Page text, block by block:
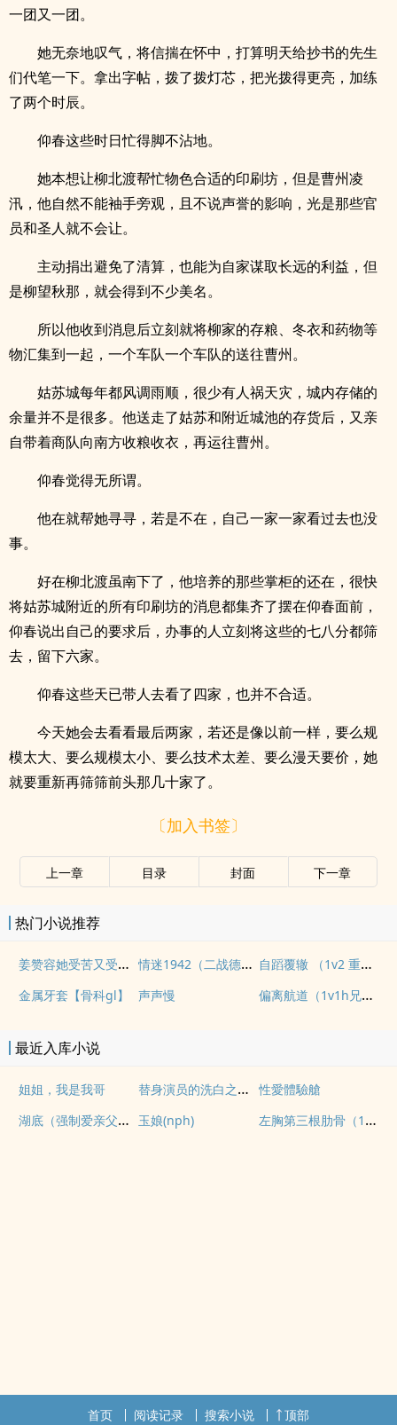
一团又一团。
她无奈地叹气，将信揣在怀中，打算明天给抄书的先生
们代笔一下。拿出字帖，拨了拨灯芯，把光拨得更亮，加练
了两个时辰。
仰春这些时日忙得脚不沾地。
她本想让柳北渡帮忙物色合适的印刷坊，但是曹州凌
汛，他自然不能袖手旁观，且不说声誉的影响，光是那些官
员和圣人就不会让。
主动捐出避免了清算，也能为自家谋取长远的利益，但
是柳望秋那，就会得到不少美名。
所以他收到消息后立刻就将柳家的存粮、冬衣和药物等
物汇集到一起，一个车队一个车队的送往曹州。
姑苏城每年都风调雨顺，很少有人祸天灾，城内存储的
余量并不是很多。他送走了姑苏和附近城池的存货后，又亲
自带着商队向南方收粮收衣，再运往曹州。
仰春觉得无所谓。
他在就帮她寻寻，若是不在，自己一家一家看过去也没
事。
好在柳北渡虽南下了，他培养的那些掌柜的还在，很快
将姑苏城附近的所有印刷坊的消息都集齐了摆在仰春面前，
仰春说出自己的要求后，办事的人立刻将这些的七八分都筛
去，留下六家。
仰春这些天已带人去看了四家，也并不合适。
今天她会去看看最后两家，若还是像以前一样，要么规
模太大、要么规模太小、要么技术太差、要么漫天要价，她
就要重新再筛筛前头那几十家了。
〔加入书签〕
上一章 目录 封面 下一章
热门小说推荐
姜赞容她受苦又受难（NPH） 情迷1942（二战德国） 自蹈覆辙 （1v2 重生）
金属牙套【骨科gl】 声声慢 偏离航道（1v1h兄妹骨科bg）
最近入库小说
姐姐，我是我哥 替身演员的洗白之路(nph) 性愛體驗艙
湖底（强制爱亲父女） 玉娘(nph) 左胸第三根肋骨（1v1伪骨性虐强制）
首页 阅读记录 搜索小说 顶部